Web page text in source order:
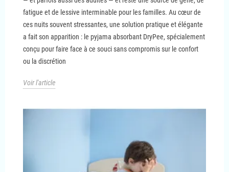
fatigue et de lessive interminable pour les familles. Au cœur de
ces nuits souvent stressantes, une solution pratique et élégante
a fait son apparition : le pyjama absorbant DryPee, spécialement
conçu pour faire face à ce souci sans compromis sur le confort
ou la discrétion
Voir l'article